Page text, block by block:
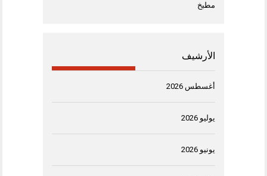
مطبخ
الأرشيف
أغسطس 2026
يوليو 2026
يونيو 2026